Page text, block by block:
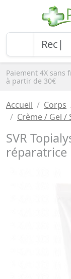
Paiement 4X sans
à partir de 30€
Accueil Corps
Crème / Gel /
SVR
réparatrice